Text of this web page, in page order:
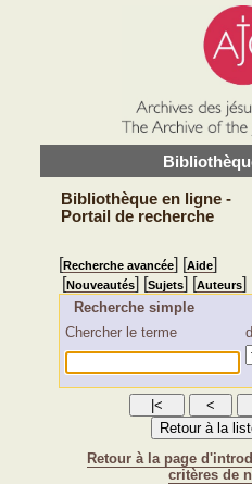
Bibliothèque en ligne -
Portail de recherche
[Recherche avancée] [Aide]
[Nouveautés] [Sujets] [Auteurs]
Recherche simple
Chercher le terme
Retour à la page
critères de